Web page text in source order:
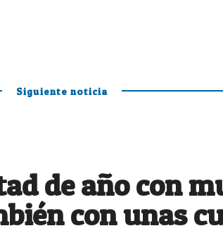
Siguiente noticia
de año con
con unas